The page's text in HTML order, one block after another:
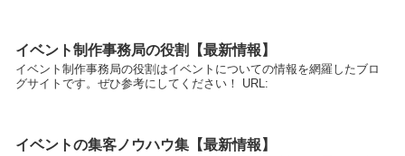
イベント制作事務局の役割【最新情報】
イベント制作事務局の役割はイベントについての情報を網羅したブロ
グサイトです。ぜひ参考にしてください！ URL:
イベントの集客ノウハウ集【最新情報】